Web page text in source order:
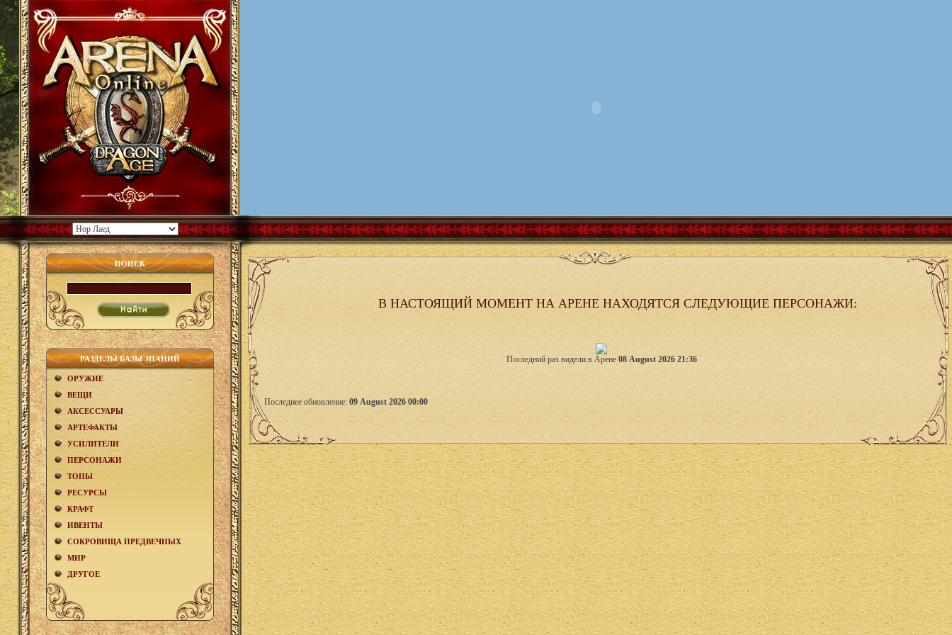
ПОИСК
РАЗДЕЛЫ БАЗЫ ЗНАНИЙ
ОРУЖИЕ
ВЕЩИ
АКCЕСCУАРЫ
АРТЕФАКТЫ
УСИЛИТЕЛИ
ПЕРСОНАЖИ
ТОПЫ
РЕСУРСЫ
КРАФТ
ИВЕНТЫ
СОКРОВИЩА ПРЕДВЕЧНЫХ
МИР
ДРУГОЕ
В НАСТОЯЩИЙ МОМЕНТ НА АРЕНЕ НАХОДЯТСЯ СЛЕДУЮЩИЕ ПЕРСОНАЖИ:
Последний раз видели в Арене 08 August 2026 21:36
Последнее обновление: 09 August 2026 00:00